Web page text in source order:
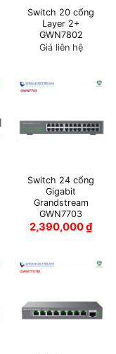
Switch 20 cổng
Layer 2+
GWN7802
Giá liên hệ
Switch 24 cổng
Gigabit
Grandstream
GWN7703
2,390,000₫